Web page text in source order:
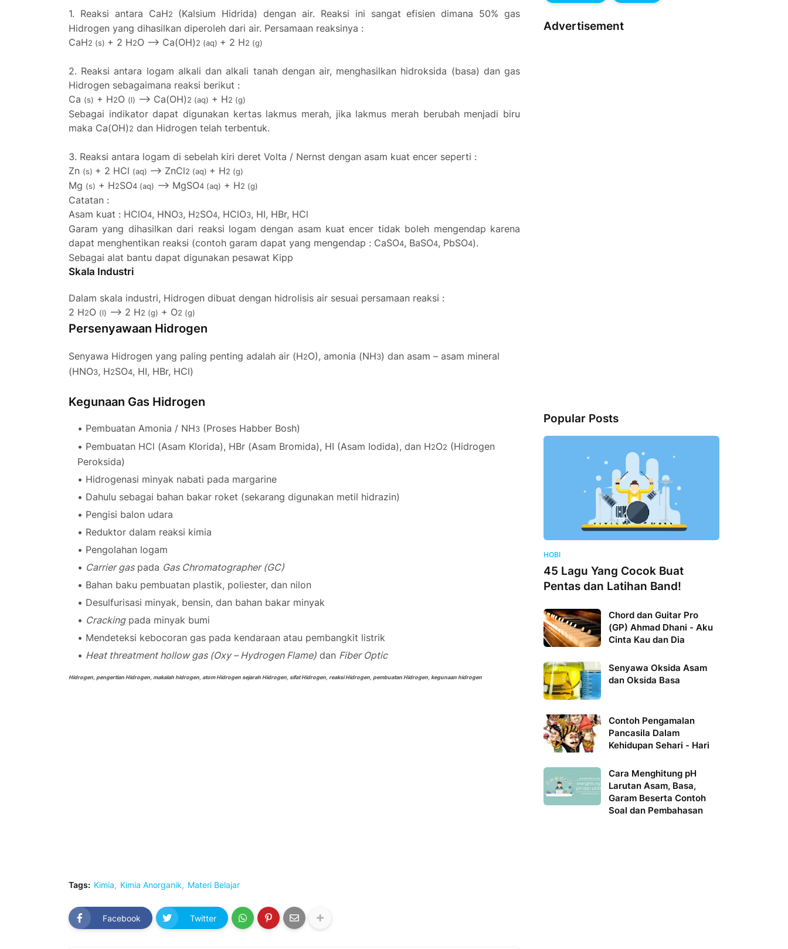
1. Reaksi antara CaH2
(Kalsium Hidrida) dengan air. Reaksi ini sangat efisien dimana 50% gas
Hidrogen yang dihasilkan diperoleh dari air. Persamaan reaksinya :
CaH2 (s) + 2 H2O --> Ca(OH)2 (aq) + 2 H2 (g)
2. Reaksi antara logam alkali dan alkali tanah dengan air, menghasilkan hidroksida (basa) dan gas
Hidrogen sebagaimana reaksi berikut :
Ca (s) + H2O (l) --> Ca(OH)2 (aq) + H2 (g)
Sebagai indikator dapat digunakan kertas lakmus merah, jika lakmus merah berubah menjadi biru
maka Ca(OH)2 dan Hidrogen telah terbentuk.
3. Reaksi antara logam di sebelah kiri deret Volta / Nernst dengan asam kuat encer seperti :
Zn (s) + 2 HCl (aq) --> ZnCl2 (aq) + H2 (g)
Mg (s) + H2SO4 (aq) --> MgSO4 (aq) + H2 (g)
Catatan :
Asam kuat : HClO4, HNO3, H2SO4, HClO3, HI, HBr, HCl
Garam yang dihasilkan dari reaksi logam dengan asam kuat encer tidak boleh mengendap karena
dapat menghentikan reaksi (contoh garam dapat yang mengendap : CaSO4, BaSO4, PbSO4).
Sebagai alat bantu dapat digunakan pesawat Kipp
Skala Industri
Dalam skala industri, Hidrogen dibuat dengan hidrolisis air sesuai persamaan reaksi :
2 H2O (l) --> 2 H2 (g) + O2 (g)
Persenyawaan Hidrogen
Senyawa Hidrogen yang paling penting adalah air (H2O), amonia (NH3) dan asam – asam mineral
(HNO3, H2SO4, HI, HBr, HCl)
Kegunaan Gas Hidrogen
Pembuatan Amonia / NH3 (Proses Habber Bosh)
Pembuatan HCl (Asam Klorida), HBr (Asam Bromida), HI (Asam Iodida), dan H2O2 (Hidrogen
Peroksida)
Hidrogenasi minyak nabati pada margarine
Dahulu sebagai bahan bakar roket (sekarang digunakan metil hidrazin)
Pengisi balon udara
Reduktor dalam reaksi kimia
Pengolahan logam
Carrier gaspada Gas Chromatographer (GC)
Bahan baku pembuatan plastik, poliester, dan nilon
Desulfurisasi minyak, bensin, dan bahan bakar minyak
Crackingpada minyak bumi
Mendeteksi kebocoran gas pada kendaraan atau pembangkit listrik
Heat threatment hollow gas (Oxy – Hydrogen Flame) dan Fiber Optic
Hidrogen, pengertian Hidrogen, makalah hidrogen, atom Hidrogen sejarah Hidrogen, sifat Hidrogen, reaksi Hidrogen, pembuatan Hidrogen, kegunaan hidrogen
Tags: Kimia Kimia Anorganik Materi Belajar
Facebook Twitter
Advertisement
Popular Posts
HOBI
45 Lagu Yang Cocok Buat
Pentas dan Latihan Band!
Chord dan Guitar Pro
(GP) Ahmad Dhani - Aku
Cinta Kau dan Dia
Senyawa Oksida Asam
dan Oksida Basa
Contoh Pengamalan
Pancasila Dalam
Kehidupan Sehari - Hari
Cara Menghitung pH
Larutan Asam, Basa,
Garam Beserta Contoh
Soal dan Pembahasan